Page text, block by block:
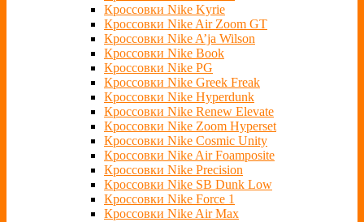
Кроссовки Nike Kyrie
Кроссовки Nike Air Zoom GT
Кроссовки Nike A’ja Wilson
Кроссовки Nike Book
Кроссовки Nike PG
Кроссовки Nike Greek Freak
Кроссовки Nike Hyperdunk
Кроссовки Nike Renew Elevate
Кроссовки Nike Zoom Hyperset
Кроссовки Nike Cosmic Unity
Кроссовки Nike Air Foamposite
Кроссовки Nike Precision
Кроссовки Nike SB Dunk Low
Кроссовки Nike Force 1
Кроссовки Nike Air Max